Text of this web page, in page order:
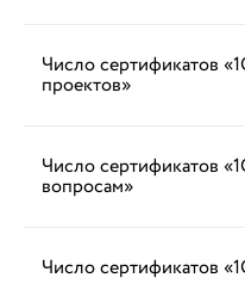
Число сертификатов
проектов»
Число сертификатов
вопросам»
Число сертификатов